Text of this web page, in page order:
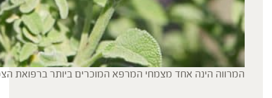
המרווה הינה אחד מצמחי המרפא המוכרים ביותר ברפואת